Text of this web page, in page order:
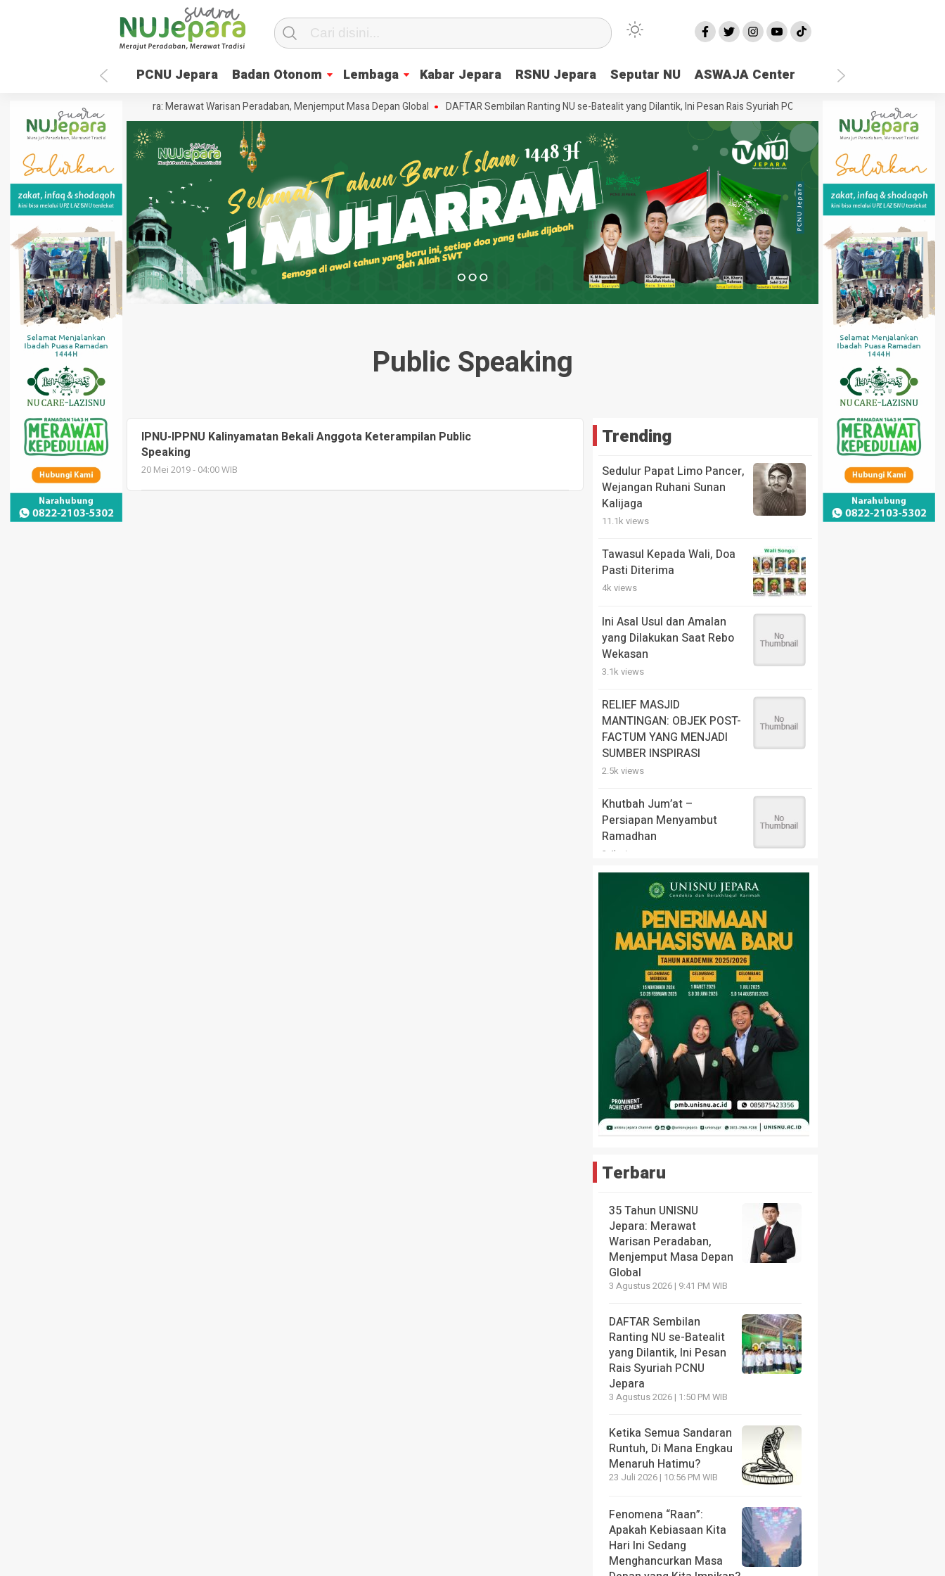
PCNU Jepara Badan Otonom Lembaga Kabar Jepara RSNU Jepara Seputar NU ASWAJA Center
35 Tahun UNISNU Jepara: Merawat Warisan Peradaban, Menjemput Masa Depan Global DAFTAR Sembilan Ranting NU se-Batealit yang Dilantik, Ini Pesan Rais Syuriah PCNU Jepara Ketika Semua Sandaran
Public Speaking
IPNU-IPPNU Kalinyamatan Bekali Anggota Keterampilan Public
Speaking
20 Mei 2019 - 04:00 WIB
Trending
Sedulur Papat Limo Pancer,
Wejangan Ruhani Sunan
Kalijaga
11.1k views
Tawasul Kepada Wali, Doa
Pasti Diterima
4k views
Ini Asal Usul dan Amalan
yang Dilakukan Saat Rebo
Wekasan
3.1k views
RELIEF MASJID
MANTINGAN: OBJEK POST-
FACTUM YANG MENJADI
SUMBER INSPIRASI
2.5k views
Khutbah Jum’at –
Persiapan Menyambut
Ramadhan
2.4k views
Mengenang Dahsyatnya
Pertempuran Pati Unus
Melawan Portugis di Malaka
2k views
Terbaru
35 Tahun UNISNU
Jepara: Merawat
Warisan Peradaban,
Menjemput Masa Depan
Global
3 Agustus 2026 | 9:41 PM WIB
DAFTAR Sembilan
Ranting NU se-Batealit
yang Dilantik, Ini Pesan
Rais Syuriah PCNU
Jepara
3 Agustus 2026 | 1:50 PM WIB
Ketika Semua Sandaran
Runtuh, Di Mana Engkau
Menaruh Hatimu?
23 Juli 2026 | 10:56 PM WIB
Fenomena “Raan”:
Apakah Kebiasaan Kita
Hari Ini Sedang
Menghancurkan Masa